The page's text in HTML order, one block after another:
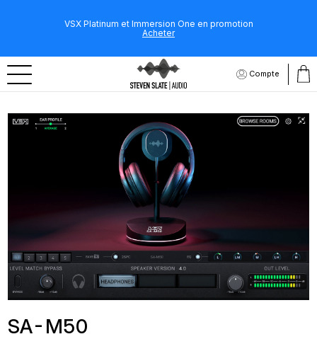
VSX Platinum et Immersion One en promotion
Acheter
Compte
SA-M50